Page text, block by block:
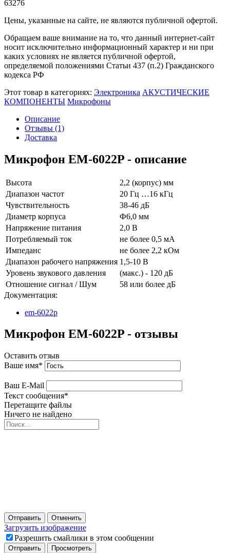
63276
Цены, указанные на сайте, не являются публичной офертой.
Обращаем ваше внимание на то, что данный интернет-сайт
носит исключительно информационный характер и ни при
каких условиях не является публичной офертой,
определяемой положениями Статьи 437 (п.2) Гражданского
кодекса РФ
Этот товар в категориях: Электроника АКУСТИЧЕСКИЕ
КОМПОНЕНТЫ Микрофоны
Описание
Отзывы (1)
Доставка
Микрофон EM-6022P - описание
Высота
2,2 (корпус) мм
Диапазон частот
20 Гц …16 кГц
Чувствительность
38-46 дБ
Диаметр корпуса
Ф6,0 мм
Напряжение питания
2,0 В
Потребляемый ток
не более 0,5 мА
Импеданс
не более 2,2 кОм
Диапазон рабочего напряжения 1,5-10 В
Уровень звукового давления
(макс.) - 120 дБ
Отношение сигнал / Шум
58 или более дБ
Документация:
em-6022p
Микрофон EM-6022P - отзывы
Оставить отзыв
Ваше имя*
Ваш E-Mail
Текст сообщения*
Перетащите файлы
Ничего не найдено
Отправить Отменить
Загрузить изображение
Разрешить смайлики в этом сообщении
Отправить Просмотреть